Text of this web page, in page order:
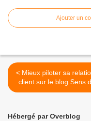
Ajouter un
< Mieux piloter sa relation-
client sur le blog Sens du
Client
Hébergé par Overblog